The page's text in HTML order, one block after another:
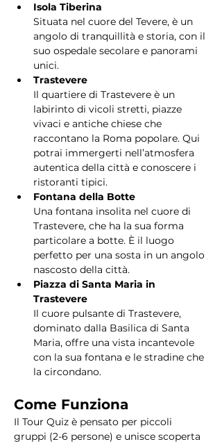
Isola Tiberina
Situata nel cuore del Tevere, è un
angolo di tranquillità e storia, con il
suo ospedale secolare e panorami
unici.
Trastevere
Il quartiere di Trastevere è un
labirinto di vicoli stretti, piazze
vivaci e antiche chiese che
raccontano la Roma popolare. Qui
potrai immergerti nell’atmosfera
autentica della città e conoscere i
ristoranti tipici.
Fontana della Botte
Una fontana insolita nel cuore di
Trastevere, che ha la sua forma
particolare a botte. È il luogo
perfetto per una sosta in un angolo
nascosto della città.
Piazza di Santa Maria in
Trastevere
Il cuore pulsante di Trastevere,
dominato dalla Basilica di Santa
Maria, offre una vista incantevole
con la sua fontana e le stradine che
la circondano.
Come Funziona
Il Tour Quiz è pensato per piccoli
gruppi (2-6 persone) e unisce scoperta